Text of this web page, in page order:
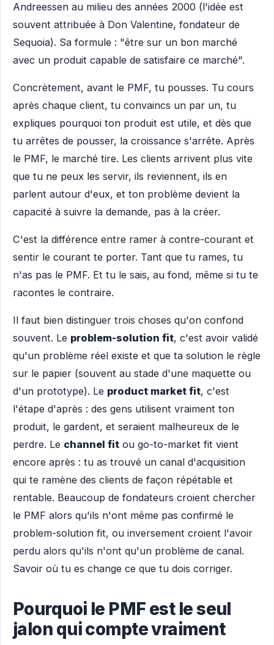
Andreessen au milieu des années 2000 (l'idée est
souvent attribuée à Don Valentine, fondateur de
Sequoia). Sa formule : "être sur un bon marché
avec un produit capable de satisfaire ce marché".
Concrètement, avant le PMF, tu pousses. Tu cours
après chaque client, tu convaincs un par un, tu
expliques pourquoi ton produit est utile, et dès que
tu arrêtes de pousser, la croissance s'arrête. Après
le PMF, le marché tire. Les clients arrivent plus vite
que tu ne peux les servir, ils reviennent, ils en
parlent autour d'eux, et ton problème devient la
capacité à suivre la demande, pas à la créer.
C'est la différence entre ramer à contre-courant et
sentir le courant te porter. Tant que tu rames, tu
n'as pas le PMF. Et tu le sais, au fond, même si tu te
racontes le contraire.
Il faut bien distinguer trois choses qu'on confond
souvent. Le problem-solution fit, c'est avoir validé
qu'un problème réel existe et que ta solution le règle
sur le papier (souvent au stade d'une maquette ou
d'un prototype). Le product market fit, c'est
l'étape d'après : des gens utilisent vraiment ton
produit, le gardent, et seraient malheureux de le
perdre. Le channel fit ou go-to-market fit vient
encore après : tu as trouvé un canal d'acquisition
qui te ramène des clients de façon répétable et
rentable. Beaucoup de fondateurs croient chercher
le PMF alors qu'ils n'ont même pas confirmé le
problem-solution fit, ou inversement croient l'avoir
perdu alors qu'ils n'ont qu'un problème de canal.
Savoir où tu es change ce que tu dois corriger.
Pourquoi le PMF est le seul
jalon qui compte vraiment